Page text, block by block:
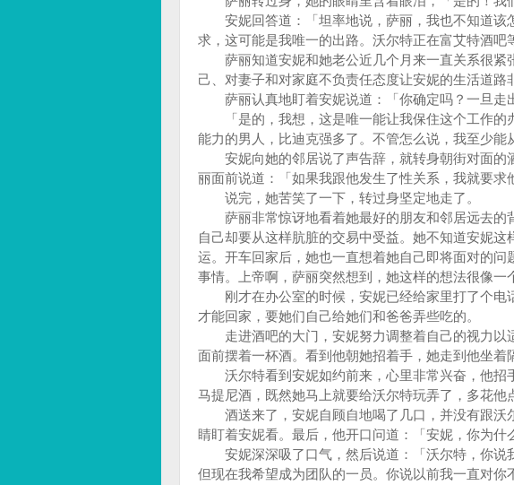
安妮回答道：「坦率地说，萨丽，我也不知道该
求，这可能是我唯一的出路。沃尔特正在富艾特酒吧
萨丽知道安妮和她老公近几个月来一直关系很紧
己、对妻子和对家庭不负责任态度让安妮的生活道路
萨丽认真地盯着安妮说道：「你确定吗？一旦走
「是的，我想，这是唯一能让我保住这个工作的
能力的男人，比迪克强多了。不管怎么说，我至少能
安妮向她的邻居说了声告辞，就转身朝街对面的
丽面前说道：「如果我跟他发生了性关系，我就要求
说完，她苦笑了一下，转过身坚定地走了。
萨丽非常惊讶地看着她最好的朋友和邻居远去的
自己却要从这样肮脏的交易中受益。她不知道安妮
运。开车回家后，她也一直想着她自己即将面对的
事情。上帝啊，萨丽突然想到，她这样的想法很像一
刚才在办公室的时候，安妮已经给家里打了个电
才能回家，要她们自己给她们和爸爸弄些吃的。
走进酒吧的大门，安妮努力调整着自己的视力以
面前摆着一杯酒。看到他朝她招着手，她走到他坐着
沃尔特看到安妮如约前来，心里非常兴奋，他招
马提尼酒，既然她马上就要给沃尔特玩弄了，多花他
酒送来了，安妮自顾自地喝了几口，并没有跟沃
睛盯着安妮看。最后，他开口问道：「安妮，你为什
安妮深深吸了口气，然后说道：「沃尔特，你说
但现在我希望成为团队的一员。你说以前我一直对